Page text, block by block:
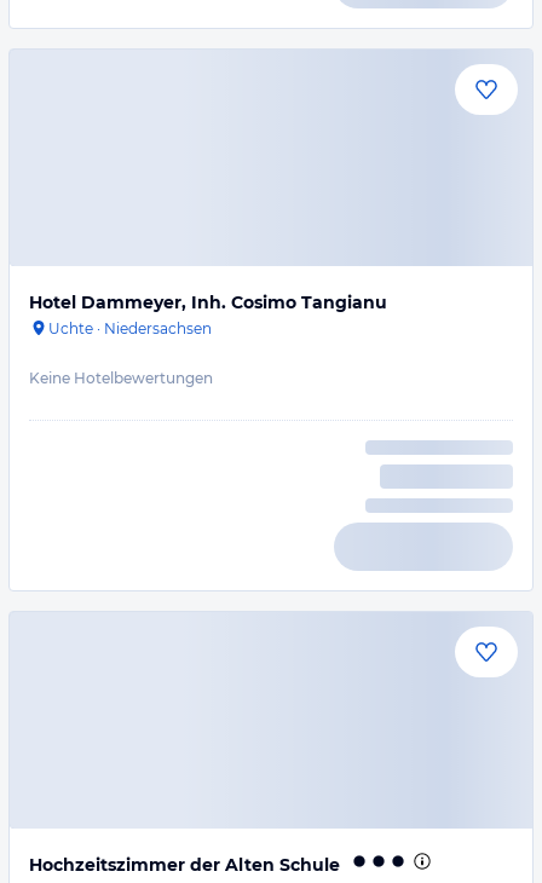
Hotel Dammeyer, Inh. Cosimo Tangianu
Uchte · Niedersachsen
Keine Hotelbewertungen
Hochzeitszimmer der Alten Schule